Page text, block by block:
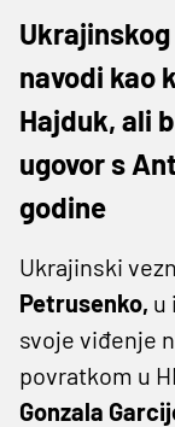
navodi kao
Hajduk, ali
ugovor s
godine
Ukrajinski
Petrusenko, u
svoje viđenje
povratkom u
Gonzala